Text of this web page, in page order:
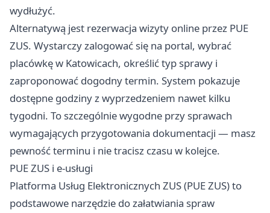
wydłużyć.
Alternatywą jest rezerwacja wizyty online przez PUE
ZUS. Wystarczy zalogować się na portal, wybrać
placówkę w Katowicach, określić typ sprawy i
zaproponować dogodny termin. System pokazuje
dostępne godziny z wyprzedzeniem nawet kilku
tygodni. To szczególnie wygodne przy sprawach
wymagających przygotowania dokumentacji — masz
pewność terminu i nie tracisz czasu w kolejce.
PUE ZUS i e-usługi
Platforma Usług Elektronicznych ZUS (PUE ZUS) to
podstawowe narzędzie do załatwiania spraw